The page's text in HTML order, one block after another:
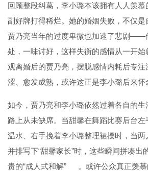
回顾整段纠葛，李小璐本该拥有人人羡
副好牌打得稀烂。她的婚姻失败，不仅是
贾乃亮当年的过度卑微也加速了悲剧——
处，一味讨好，这样失衡的感情从一开始
观离婚后的贾乃亮，摆脱感情内耗后专
涩、愈发成熟，或许这正是李小璐后来怀
如今，贾乃亮和李小璐依然过着各自的
路上从未缺席。当甜馨在舞蹈比赛后台
温水、右手挽着李小璐整理裙摆时，当两
并排写下“甜馨家长”时，这些瞬间拼凑出
贵的“成人式和解”
。或许公众真正羡